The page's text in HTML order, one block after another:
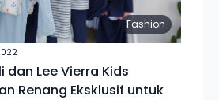
Fashion
dan Lee Vierra Kids
Renang Eksklusif untuk